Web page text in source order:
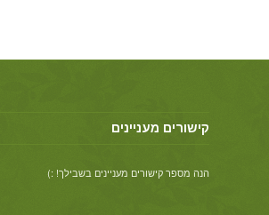
קישורים מעניינים
הנה מספר קישורים מעניינים בשבילך! :)